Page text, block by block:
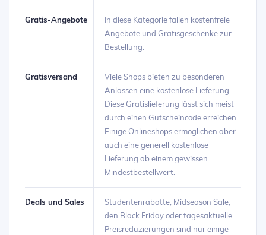
Gratis-Angebote
In diese Kategorie fallen kostenfreie
Angebote und Gratisgeschenke zur
Bestellung.
Gratisversand
Viele Shops bieten zu besonderen
Anlässen eine kostenlose Lieferung.
Diese Gratislieferung lässt sich meist
durch einen Gutscheincode erreichen.
Einige Onlineshops ermöglichen aber
auch eine generell kostenlose
Lieferung ab einem gewissen
Mindestbestellwert.
Deals und Sales
Studentenrabatte, Midseason Sale,
den Black Friday oder tagesaktuelle
Preisreduzierungen sind nur einige